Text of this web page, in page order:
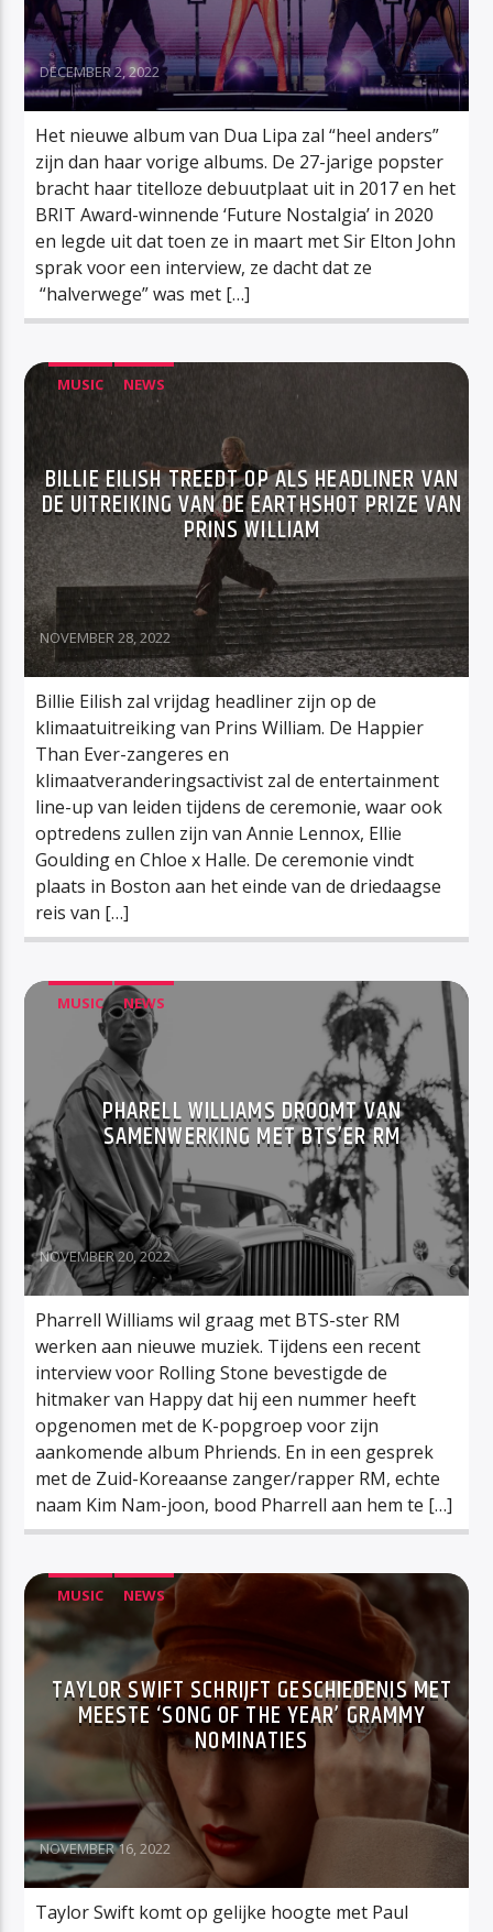
DECEMBER 2, 2022
Het nieuwe album van Dua Lipa zal “heel anders”
zijn dan haar vorige albums. De 27-jarige popster
bracht haar titelloze debuutplaat uit in 2017 en het
BRIT Award-winnende ‘Future Nostalgia’ in 2020
en legde uit dat toen ze in maart met Sir Elton John
sprak voor een interview, ze dacht dat ze
“halverwege” was met […]
MUSIC NEWS
BILLIE EILISH TREEDT OP ALS HEADLINER VAN
DE UITREIKING VAN DE EARTHSHOT PRIZE VAN
PRINS WILLIAM
NOVEMBER 28, 2022
Billie Eilish zal vrijdag headliner zijn op de
klimaatuitreiking van Prins William. De Happier
Than Ever-zangeres en
klimaatveranderingsactivist zal de entertainment
line-up van leiden tijdens de ceremonie, waar ook
optredens zullen zijn van Annie Lennox, Ellie
Goulding en Chloe x Halle. De ceremonie vindt
plaats in Boston aan het einde van de driedaagse
reis van […]
MUSIC NEWS
PHARELL WILLIAMS DROOMT VAN
SAMENWERKING MET BTS’ER RM
NOVEMBER 20, 2022
Pharrell Williams wil graag met BTS-ster RM
werken aan nieuwe muziek. Tijdens een recent
interview voor Rolling Stone bevestigde de
hitmaker van Happy dat hij een nummer heeft
opgenomen met de K-popgroep voor zijn
aankomende album Phriends. En in een gesprek
met de Zuid-Koreaanse zanger/rapper RM, echte
naam Kim Nam-joon, bood Pharrell aan hem te […]
MUSIC NEWS
TAYLOR SWIFT SCHRIJFT GESCHIEDENIS MET
MEESTE ‘SONG OF THE YEAR’ GRAMMY
NOMINATIES
NOVEMBER 16, 2022
Taylor Swift komt op gelijke hoogte met Paul